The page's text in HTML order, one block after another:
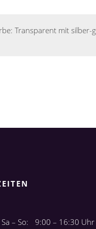
Transparent mit
9:00 – 16:30 Uhr
Sa – So: